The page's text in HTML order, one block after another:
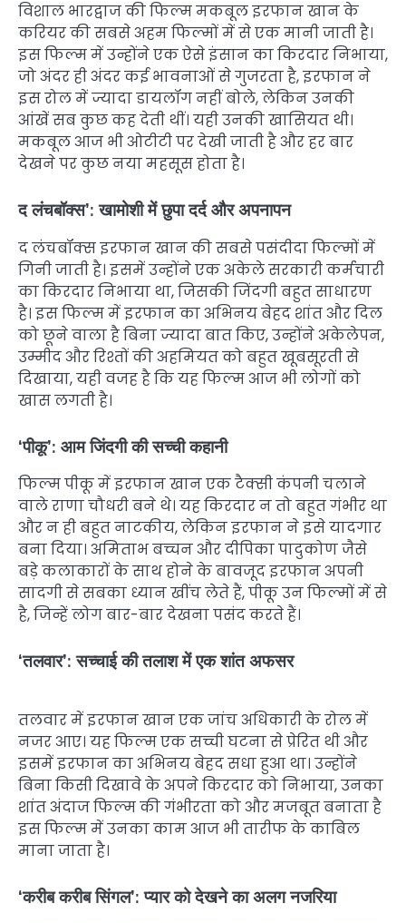
विशाल भारद्वाज की फिल्म मकबूल इरफान खान के
करियर की सबसे अहम फिल्मों में से एक मानी जाती है।
इस फिल्म में उन्होंने एक ऐसे इंसान का किरदार निभाया,
जो अंदर ही अंदर कई भावनाओं से गुजरता है, इरफान ने
इस रोल में ज्यादा डायलॉग नहीं बोले, लेकिन उनकी
आंखें सब कुछ कह देती थीं। यही उनकी खासियत थी।
मकबूल आज भी ओटीटी पर देखी जाती है और हर बार
देखने पर कुछ नया महसूस होता है।
द लंचबॉक्स’: खामोशी में छुपा दर्द और अपनापन
द लंचबॉक्स इरफान खान की सबसे पसंदीदा फिल्मों में
गिनी जाती है। इसमें उन्होंने एक अकेले सरकारी कर्मचारी
का किरदार निभाया था, जिसकी जिंदगी बहुत साधारण
है। इस फिल्म में इरफान का अभिनय बेहद शांत और दिल
को छूने वाला है बिना ज्यादा बात किए, उन्होंने अकेलेपन,
उम्मीद और रिश्तों की अहमियत को बहुत खूबसूरती से
दिखाया, यही वजह है कि यह फिल्म आज भी लोगों को
खास लगती है।
‘पीकू’: आम जिंदगी की सच्ची कहानी
फिल्म पीकू में इरफान खान एक टैक्सी कंपनी चलाने
वाले राणा चौधरी बने थे। यह किरदार न तो बहुत गंभीर था
और न ही बहुत नाटकीय, लेकिन इरफान ने इसे यादगार
बना दिया। अमिताभ बच्चन और दीपिका पादुकोण जैसे
बड़े कलाकारों के साथ होने के बावजूद इरफान अपनी
सादगी से सबका ध्यान खींच लेते हैं, पीकू उन फिल्मों में से
है, जिन्हें लोग बार-बार देखना पसंद करते हैं।
‘तलवार’: सच्चाई की तलाश में एक शांत अफसर
तलवार में इरफान खान एक जांच अधिकारी के रोल में
नजर आए। यह फिल्म एक सच्ची घटना से प्रेरित थी और
इसमें इरफान का अभिनय बेहद सधा हुआ था। उन्होंने
बिना किसी दिखावे के अपने किरदार को निभाया, उनका
शांत अंदाज फिल्म की गंभीरता को और मजबूत बनाता है
इस फिल्म में उनका काम आज भी तारीफ के काबिल
माना जाता है।
‘करीब करीब सिंगल’: प्यार को देखने का अलग नजरिया